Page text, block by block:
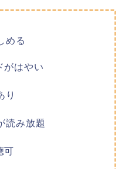
める
がはやい
り
読み放題
可